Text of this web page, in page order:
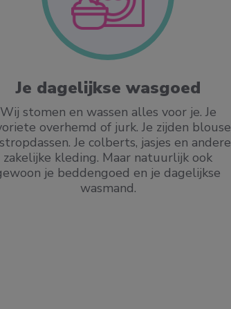
Je dagelijkse wasgoed
Wij stomen en wassen alles voor je. Je
overhemd of jurk. Je zijden blouse
Je colberts, jasjes en andere
zakelijke kleding. Maar natuurlijk ook
je beddengoed en je dagelijkse
wasmand.